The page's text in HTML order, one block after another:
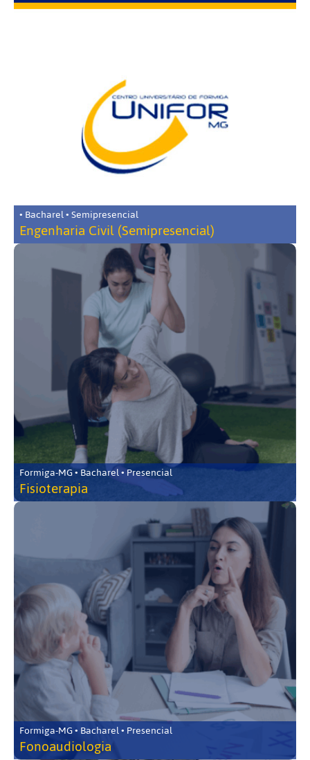
• Bacharel • Semipresencial
Engenharia Civil (Semipresencial)
Formiga-MG • Bacharel • Presencial
Fisioterapia
Formiga-MG • Bacharel • Presencial
Fonoaudiologia